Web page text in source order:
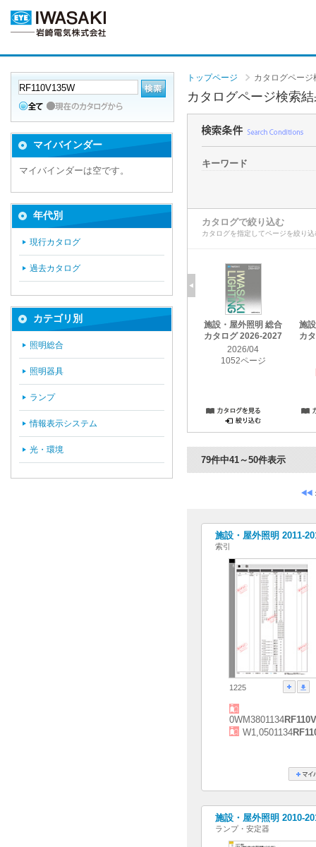
トップページ カタログページ
カタログページ検索
キーワード
カタログで絞り込む
カタログを指定してページを絞り
施設・屋外照明 総合
カタログ 2026-2027
2026/04
1052ページ
施
カ
79件中41～50件表示
施設・屋外照明 2011-
索引
1225
0WM3801134
W1,0501134
施設・屋外照明 2010-
ランプ・安定器
マイバインダー
マイバインダーは空です。
年代別
現行カタログ
過去カタログ
カテゴリ別
照明総合
照明器具
ランプ
情報表示システム
光・環境